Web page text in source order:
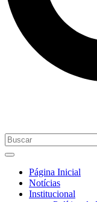
Página Inicial
Notícias
Institucional